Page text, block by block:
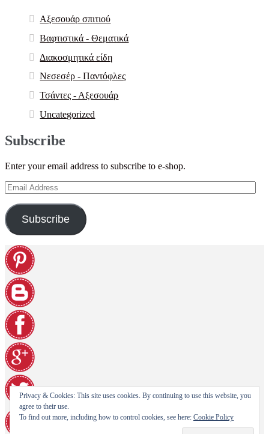
Αξεσουάρ σπιτιού
Βαφτιστικά - Θεματικά
Διακοσμητικά είδη
Νεσεσέρ - Παντόφλες
Τσάντες - Αξεσουάρ
Uncategorized
Subscribe
Enter your email address to subscribe to e-shop.
Email
Address
Subscribe
Privacy & Cookies: This site uses cookies. By continuing to use this website, you
agree to their use.
To find out more, including how to control cookies, see here: Cookie Policy